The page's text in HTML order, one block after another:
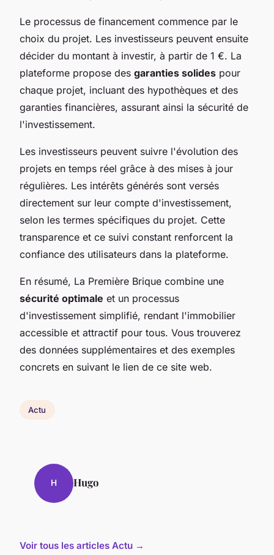
Le processus de financement commence par le
choix du projet. Les investisseurs peuvent ensuite
décider du montant à investir, à partir de 1 €. La
plateforme propose des garanties solides pour
chaque projet, incluant des hypothèques et des
garanties financières, assurant ainsi la sécurité de
l'investissement.
Les investisseurs peuvent suivre l'évolution des
projets en temps réel grâce à des mises à jour
régulières. Les intérêts générés sont versés
directement sur leur compte d'investissement,
selon les termes spécifiques du projet. Cette
transparence et ce suivi constant renforcent la
confiance des utilisateurs dans la plateforme.
En résumé, La Première Brique combine une
sécurité optimale et un processus
d'investissement simplifié, rendant l'immobilier
accessible et attractif pour tous. Vous trouverez
des données supplémentaires et des exemples
concrets en suivant le lien de ce site web.
Actu
H Hugo
Voir tous les articles Actu →